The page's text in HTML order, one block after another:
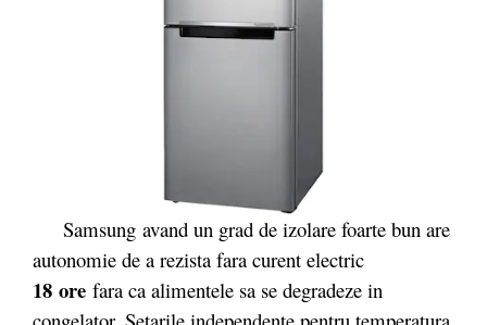
Samsung avand un grad de izolare foarte bun are
autonomie de a rezista fara curent electric
18 ore fara ca alimentele sa se degradeze in
congelator. Setarile independente pentru temperatura